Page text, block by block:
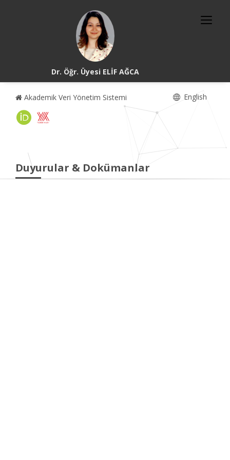
Dr. Öğr. Üyesi ELİF AĞCA
Akademik Veri Yönetim Sistemi English
Duyurular & Dokümanlar